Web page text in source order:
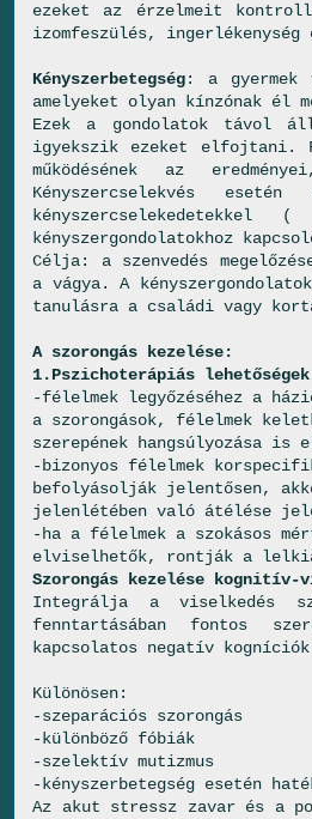
ezeket az érzelmeit
izomfeszülés, ingerlékenység
Kényszerbetegség: a gyermek
amelyeket olyan kínzónak él
Ezek a gondolatok távol
igyekszik ezeket elfojtani.
működésének az
Kényszercselekvés
kényszergondolatokhoz
Célja: a szenvedés
a vágya. A
tanulásra a családi vagy
A szorongás kezelése:
1.Pszichoterápiás
-félelmek legyőzéséhez a
a szorongások, félelmek
szerepének hangsúlyozása is
-bizonyos félelmek
befolyásolják jelentősen,
jelenlétében való átélése
-ha a félelmek a szokásos
elviselhetők, rontják a
Szorongás kezelése kognitív-
Integrálja a viselkedés
fenntartásában fontos
kapcsolatos negatív
Különösen:
-szeparációs szorongás
-különböző fóbiák
-szelektív mutizmus
-kényszerbetegség esetén
Az akut stressz zavar és a